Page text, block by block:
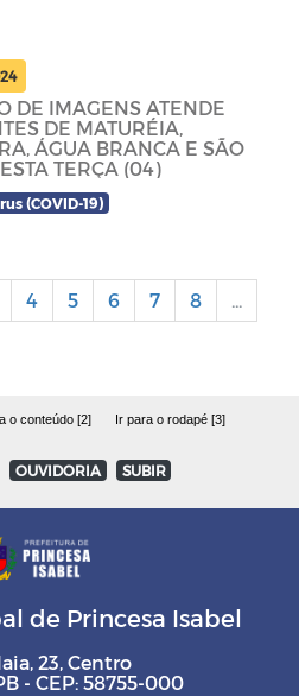
DE IMAGENS ATENDE
DE MATURÉIA,
ÁGUA BRANCA E SÃO
TERÇA (04)
(COVID-19)
4 5 6 7 8
...
o conteúdo [2] Ir para o rodapé [3]
OUVIDORIA SUBIR
de Princesa Isabel
23, Centro
- CEP: 58755-000